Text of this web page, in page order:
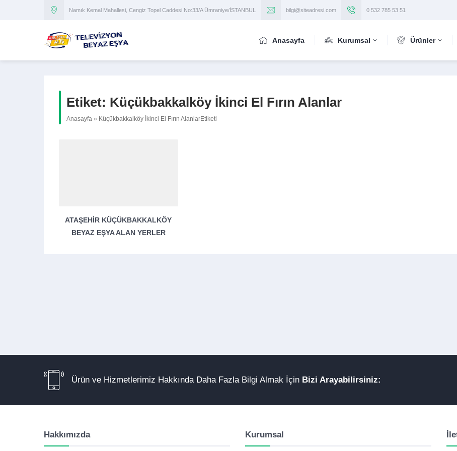
Namık Kemal Mahallesi, Cengiz Topel Caddesi No:33/A Ümraniye/İSTANBUL bilgi@siteadresi.com 0 532 785 53 51
Anasayfa Kurumsal Ürünler
Etiket: Küçükbakkalköy İkinci El Fırın Alanlar
Anasayfa » Küçükbakkalköy İkinci El Fırın AlanlarEtiketi
ATAŞEHIR KÜÇÜKBAKKALKÖY
BEYAZ EŞYA ALAN YERLER
Ürün ve Hizmetlerimiz Hakkında Daha Fazla Bilgi Almak İçin Bizi Arayabilirsiniz:
Hakkımızda Kurumsal